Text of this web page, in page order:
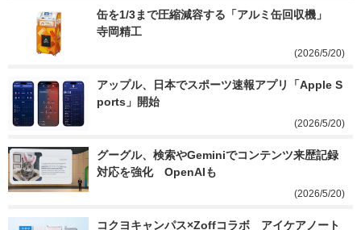
缶を1/3まで圧縮減容する「アルミ缶回収機」
寺岡精工
(2026/5/20)
アップル、日本でスポーツ速報アプリ「Apple S
ports」開始
(2026/5/20)
グーグル、検索やGeminiでコンテンツ来歴記録
対応を強化　OpenAIも
(2026/5/20)
コクヨキャンパス×Zoffコラボ　アイケアノート